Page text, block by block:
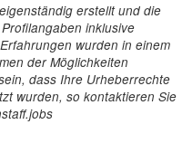
erstellt und die
inklusive
wurden in einem
der Möglichkeiten
dass Ihre Urheberrechte
wurden, so kontaktieren Sie